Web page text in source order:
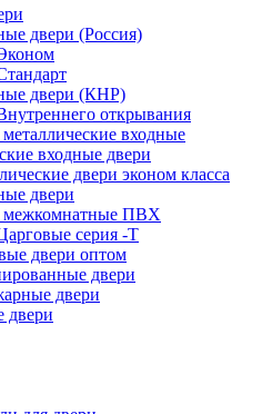
двери (Россия)
двери (КНР)
открывания
входные
входные двери
двери эконом класса
двери
межкомнатные ПВХ
серия -Т
двери оптом
двери
двери
двери